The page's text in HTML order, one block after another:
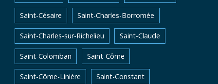
Saint-Césaire Saint-Charles-Borromée
Saint-Charles-sur-Richelieu Saint-Claude
Saint-Colomban Saint-Côme
Saint-Côme-Linière Saint-Constant